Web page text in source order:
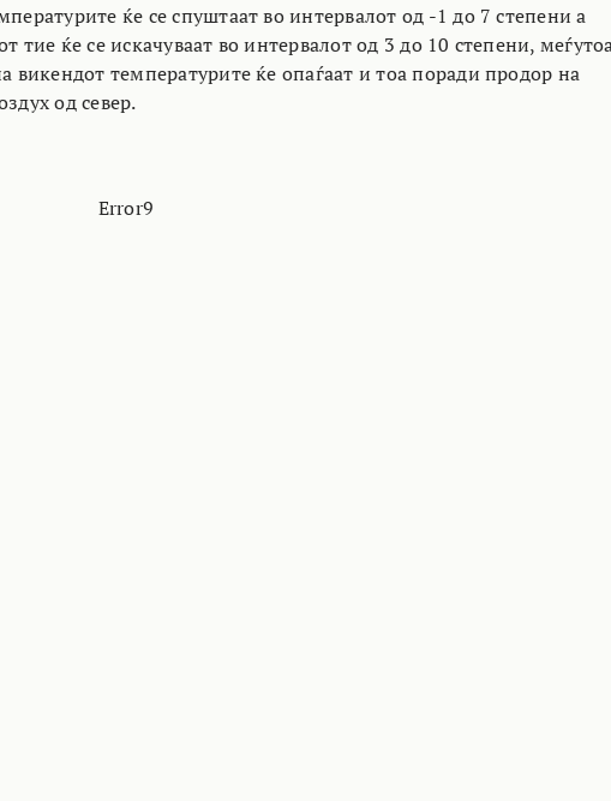
ќе се спуштаат во интервалот од -1 до 7 степени а
тие ќе се искачуваат во интервалот од 3 до 10 степени,
викендот температурите ќе опаѓаат и тоа поради продор на
од север.
Error9